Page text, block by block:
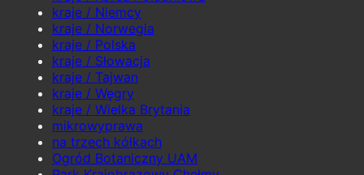
kraje / Niemcy
kraje / Norwegia
kraje / Polska
kraje / Słowacja
kraje / Tajwan
kraje / Węgry
kraje / Wielka Brytania
mikrowyprawa
na trzech kółkach
Ogród Botaniczny UAM